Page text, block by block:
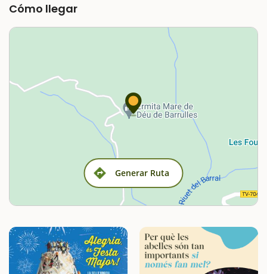
Cómo llegar
Generar Ruta